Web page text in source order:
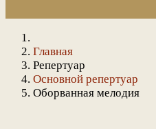
Главная
Репертуар
Основной репертуар
Оборванная мелодия